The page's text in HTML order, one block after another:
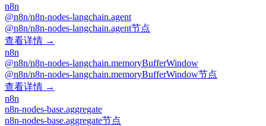
n8n
@n8n/n8n-nodes-langchain.agent
@n8n/n8n-nodes-langchain.agent节点
查看详情 →
n8n
@n8n/n8n-nodes-langchain.memoryBufferWindow
@n8n/n8n-nodes-langchain.memoryBufferWindow节点
查看详情 →
n8n
n8n-nodes-base.aggregate
n8n-nodes-base.aggregate节点